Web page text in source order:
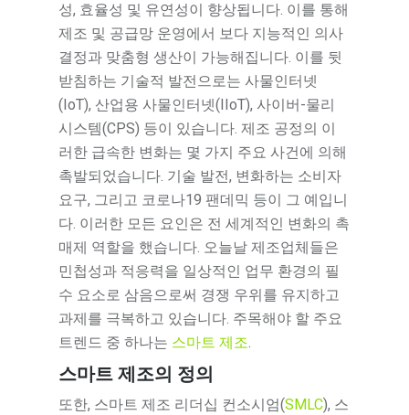
성, 효율성 및 유연성이 향상됩니다. 이를 통해
제조 및 공급망 운영에서 보다 지능적인 의사
결정과 맞춤형 생산이 가능해집니다. 이를 뒷
받침하는 기술적 발전으로는 사물인터넷
(IoT), 산업용 사물인터넷(IIoT), 사이버-물리
시스템(CPS) 등이 있습니다. 제조 공정의 이
러한 급속한 변화는 몇 가지 주요 사건에 의해
촉발되었습니다. 기술 발전, 변화하는 소비자
요구, 그리고 코로나19 팬데믹 등이 그 예입니
다. 이러한 모든 요인은 전 세계적인 변화의 촉
매제 역할을 했습니다. 오늘날 제조업체들은
민첩성과 적응력을 일상적인 업무 환경의 필
수 요소로 삼음으로써 경쟁 우위를 유지하고
과제를 극복하고 있습니다. 주목해야 할 주요
트렌드 중 하나는 스마트 제조.
스마트 제조의 정의
또한, 스마트 제조 리더십 컨소시엄(SMLC), 스